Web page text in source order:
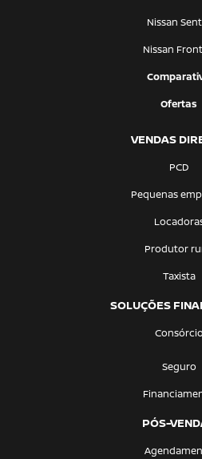
Nissan
Nissan
Ofertas
VENDAS
PCD
Pequenas
Produtor
Taxista
SOLUÇÕES
Consórcio
Seguro
PÓS-